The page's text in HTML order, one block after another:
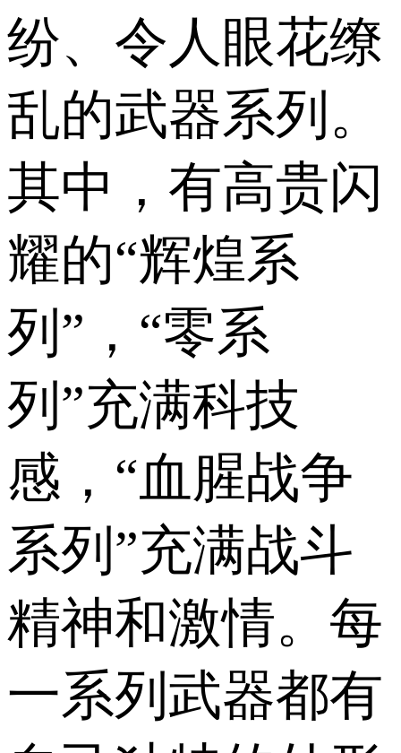
纷、令人眼花缭
乱的武器系列。
其中，有高贵闪
耀的“辉煌系
列”，“零系
列”充满科技
感，“血腥战争
系列”充满战斗
精神和激情。每
一系列武器都有